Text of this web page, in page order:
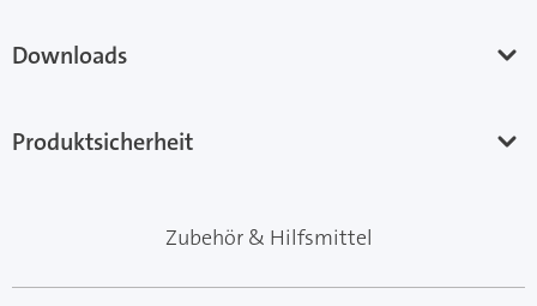
Downloads
Produktsicherheit
Zubehör & Hilfsmittel